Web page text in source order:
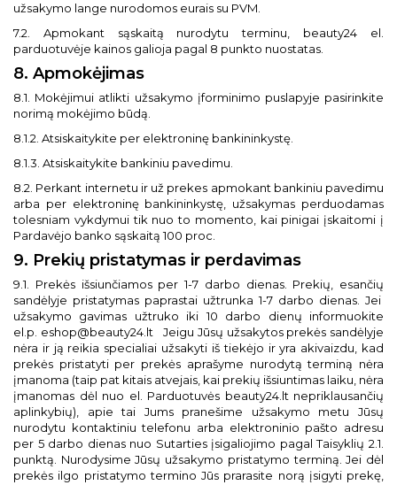
užsakymo lange nurodomos eurais su PVM.
7.2. Apmokant sąskaitą nurodytu terminu, beauty24 el.
parduotuvėje kainos galioja pagal 8 punkto nuostatas.
8. Apmokėjimas
8.1. Mokėjimui atlikti užsakymo įforminimo puslapyje pasirinkite
norimą mokėjimo būdą.
8.1.2. Atsiskaitykite per elektroninę bankininkystę.
8.1.3. Atsiskaitykite bankiniu pavedimu.
8.2. Perkant internetu ir už prekes apmokant bankiniu pavedimu
arba per elektroninę bankininkystę, užsakymas perduodamas
tolesniam vykdymui tik nuo to momento, kai pinigai įskaitomi į
Pardavėjo banko sąskaitą 100 proc.
9. Prekių pristatymas ir perdavimas
9.1. Prekės išsiunčiamos per 1-7 darbo dienas. Prekių, esančių
sandėlyje pristatymas paprastai užtrunka 1-7 darbo dienas. Jei
užsakymo gavimas užtruko iki 10 darbo dienų informuokite
el.p. eshop@beauty24.lt
Jeigu Jūsų užsakytos prekės sandėlyje
nėra ir ją reikia specialiai užsakyti iš tiekėjo ir yra akivaizdu, kad
prekės pristatyti per prekės aprašyme nurodytą terminą nėra
įmanoma (taip pat kitais atvejais, kai prekių išsiuntimas laiku, nėra
įmanomas dėl nuo el. Parduotuvės beauty24.lt nepriklausančių
aplinkybių), apie tai Jums pranešime užsakymo metu Jūsų
nurodytu kontaktiniu telefonu arba elektroninio pašto adresu
per 5 darbo dienas nuo Sutarties įsigaliojimo pagal Taisyklių 2.1.
punktą. Nurodysime Jūsų užsakymo pristatymo terminą. Jei dėl
prekės ilgo pristatymo termino Jūs prarasite norą įsigyti prekę,